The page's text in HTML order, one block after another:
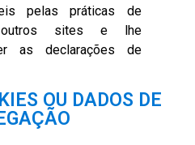
pelas práticas de
outros sites e lhe
as declarações de
OU DADOS DE